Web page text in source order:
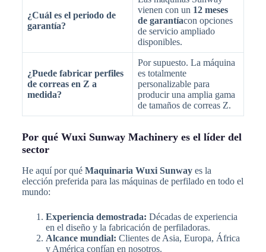
¿Cuál es el periodo de
garantía?
vienen con un 12 meses
de garantíacon opciones
de servicio ampliado
disponibles.
¿Puede fabricar perfiles
de correas en Z a
medida?
Por supuesto. La máquina
es totalmente
personalizable para
producir una amplia gama
de tamaños de correas Z.
Por qué Wuxi Sunway Machinery es el líder del
sector
He aquí por qué Maquinaria Wuxi Sunwayes la
elección preferida para las máquinas de perfilado en todo el
mundo:
Experiencia demostrada: Décadas de experiencia
en el diseño y la fabricación de perfiladoras.
Alcance mundial: Clientes de Asia, Europa, África
y América confían en nosotros.